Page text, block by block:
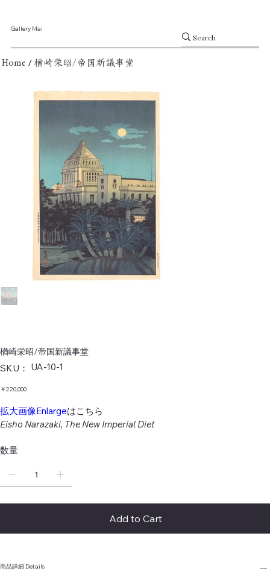
Gallery Mai
Home / 楢崎栄昭/帝国新議事堂
楢崎栄昭/帝国新議事堂
SKU：
SKU：
UA-
UA-10-1
価￥220,000
拡大画像Enlargeはこちら
Eisho Narazaki, The New Imperial Diet
数量
Add to Cart
商品詳細 Details